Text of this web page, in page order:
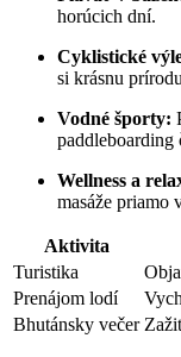
horúcich dní.
Cyklistické
si krásnu
Vodné športy:
paddleboarding
Wellness a
masáže priamo
Aktivita
Turistika
Prenájom lodí
Bhutánsky večer